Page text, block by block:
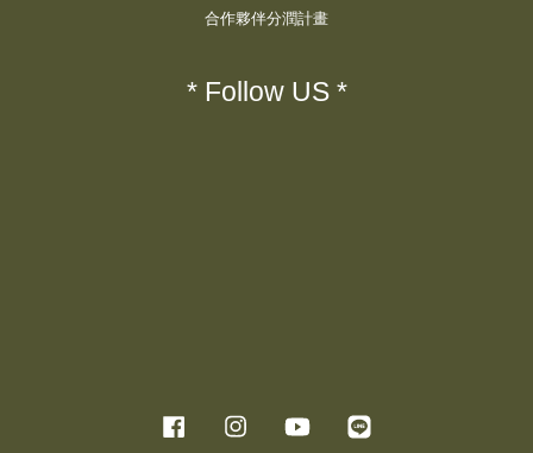
合作夥伴分潤計畫
* Follow US *
Facebook Instagram YouTube